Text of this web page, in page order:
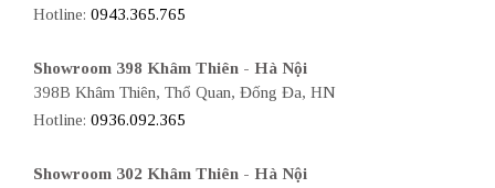
Hotline: 0943.365.765
Showroom 398 Khâm Thiên - Hà Nội
398B Khâm Thiên, Thổ Quan, Đống Đa, HN
Hotline: 0936.092.365
Showroom 302 Khâm Thiên - Hà Nội